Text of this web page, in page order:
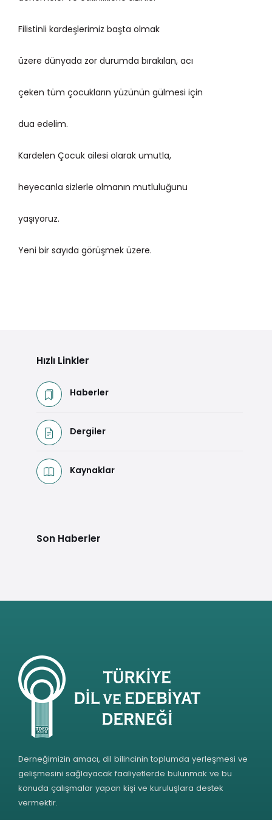
Filistinli kardeşlerimiz başta olmak
üzere dünyada zor durumda bırakılan, acı
çeken tüm çocukların yüzünün gülmesi için
dua edelim.
Kardelen Çocuk ailesi olarak umutla,
heyecanla sizlerle olmanın mutluluğunu
yaşıyoruz.
Yeni bir sayıda görüşmek üzere.
Hızlı Linkler
Haberler
Dergiler
Kaynaklar
Son Haberler
Derneğimizin amacı, dil bilincinin toplumda yerleşmesi ve
gelişmesini sağlayacak faaliyetlerde bulunmak ve bu
konuda çalışmalar yapan kişi ve kuruluşlara destek
vermektir.